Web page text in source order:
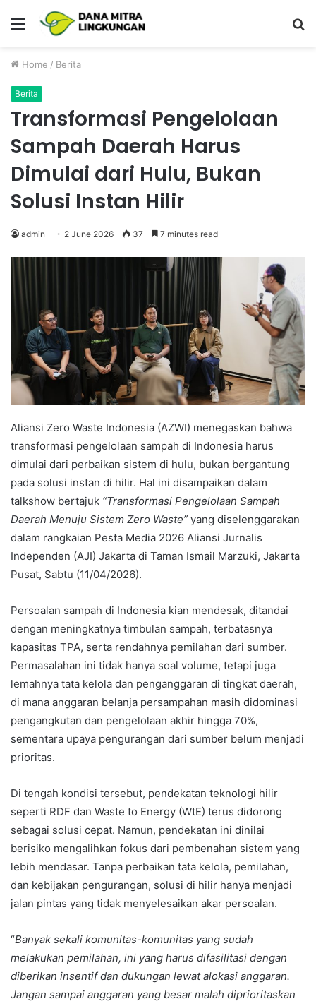
Menu
Home / Berita
Berita
Transformasi Pengelolaan
Sampah Daerah Harus
Dimulai dari Hulu, Bukan
Solusi Instan Hilir
admin 2 June 2026 37 7 minutes read
Aliansi Zero Waste Indonesia (AZWI) menegaskan bahwa
transformasi pengelolaan sampah di Indonesia harus
dimulai dari perbaikan sistem di hulu, bukan bergantung
pada solusi instan di hilir. Hal ini disampaikan dalam
talkshow bertajuk “Transformasi Pengelolaan Sampah
Daerah Menuju Sistem Zero Waste” yang diselenggarakan
dalam rangkaian Pesta Media 2026 Aliansi Jurnalis
Independen (AJI) Jakarta di Taman Ismail Marzuki, Jakarta
Pusat, Sabtu (11/04/2026).
Persoalan sampah di Indonesia kian mendesak, ditandai
dengan meningkatnya timbulan sampah, terbatasnya
kapasitas TPA, serta rendahnya pemilahan dari sumber.
Permasalahan ini tidak hanya soal volume, tetapi juga
lemahnya tata kelola dan penganggaran di tingkat daerah,
di mana anggaran belanja persampahan masih didominasi
pengangkutan dan pengelolaan akhir hingga 70%,
sementara upaya pengurangan dari sumber belum menjadi
prioritas.
Di tengah kondisi tersebut, pendekatan teknologi hilir
seperti RDF dan Waste to Energy (WtE) terus didorong
sebagai solusi cepat. Namun, pendekatan ini dinilai
berisiko mengalihkan fokus dari pembenahan sistem yang
lebih mendasar. Tanpa perbaikan tata kelola, pemilahan,
dan kebijakan pengurangan, solusi di hilir hanya menjadi
jalan pintas yang tidak menyelesaikan akar persoalan.
“Banyak sekali komunitas-komunitas yang sudah
melakukan pemilahan, ini yang harus difasilitasi dengan
diberikan insentif dan dukungan lewat alokasi anggaran.
Jangan sampai anggaran yang besar malah diprioritaskan